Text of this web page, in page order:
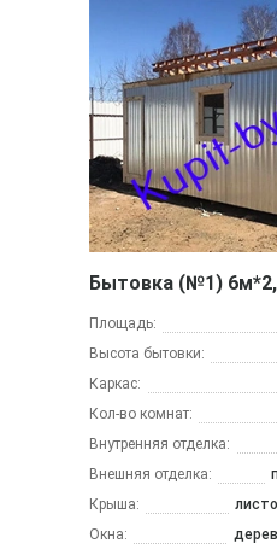
Бытовка (№1)
Площадь:
Высота бытовки:
Каркас:
Кол-во комнат:
Внутренняя отделка:
Внешняя отделка:
Крыша:
Окна: